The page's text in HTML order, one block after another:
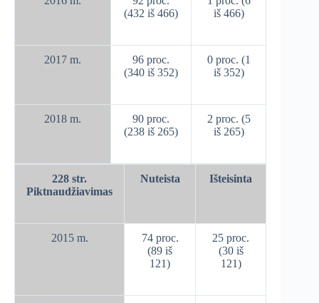
(432 iš 466)
iš 466)
2017 m.
96 proc.
(340 iš 352)
0 proc. (1
iš 352)
2018 m.
90 proc.
(238 iš 265)
2 proc. (5
iš 265)
228 str.
Piktnaudžiavimas
Nuteista Išteisinta
2015 m.
74 proc.
(89 iš
121)
25 proc.
(30 iš
121)